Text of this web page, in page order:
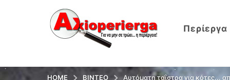
Περίεργα
HOME ΒΊΝΤΕΟ Αυτόματη ταΐστρα για κότες...